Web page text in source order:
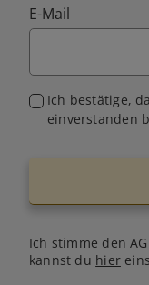
E-Mail
Ich bestätige,
einverstanden
Ich stimme den
kannst du hier